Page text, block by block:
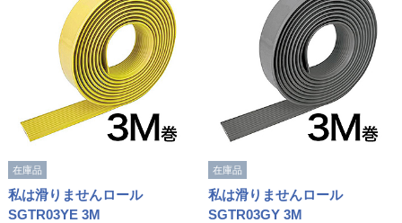
在庫品
私は滑りませんロール
SGTR03YE 3M
在庫品
私は滑りませんロール
SGTR03GY 3M